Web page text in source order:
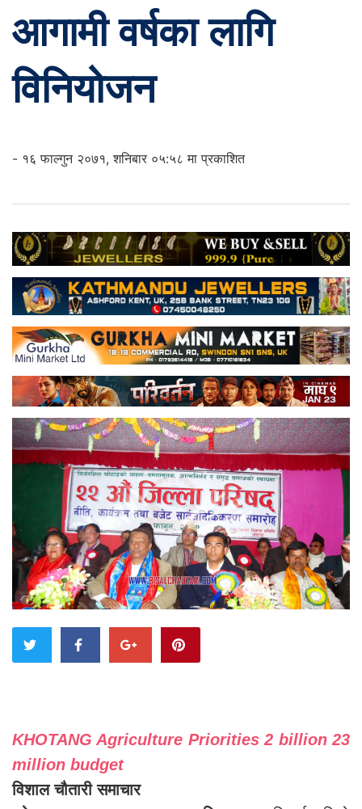
आगामी वर्षका लागि
विनियोजन
- १६ फाल्गुन २०७१, शनिबार ०५:५८ मा प्रकाशित
KHOTANG Agriculture Priorities 2 billion 23
million budget
विशाल चौतारी समाचार